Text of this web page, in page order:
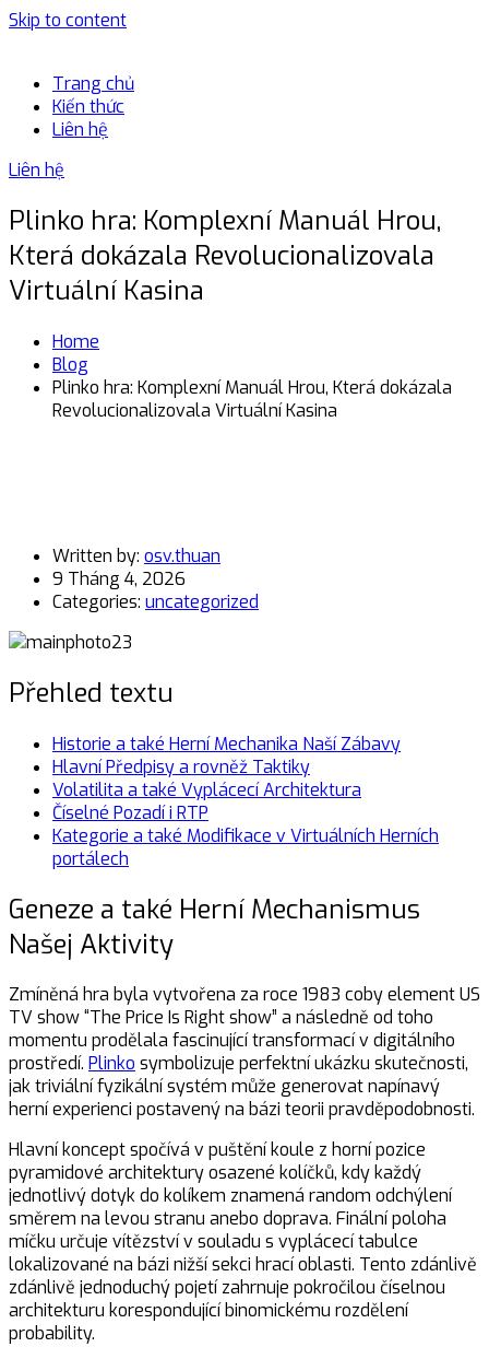
Skip to content
Trang chủ
Kiến thức
Liên hệ
Liên hệ
Plinko hra: Komplexní Manuál Hrou,
Která dokázala Revolucionalizovala
Virtuální Kasina
Home
Blog
Plinko hra: Komplexní Manuál Hrou, Která dokázala
Revolucionalizovala Virtuální Kasina
Written by: osv.thuan
9 Tháng 4, 2026
Categories: uncategorized
Přehled textu
Historie a také Herní Mechanika Naší Zábavy
Hlavní Předpisy a rovněž Taktiky
Volatilita a také Vyplácecí Architektura
Číselné Pozadí i RTP
Kategorie a také Modifikace v Virtuálních Herních
portálech
Geneze a také Herní Mechanismus
Našej Aktivity
Zmíněná hra byla vytvořena za roce 1983 coby element US
TV show “The Price Is Right show” a následně od toho
momentu prodělala fascinující transformací v digitálního
prostředí. Plinko symbolizuje perfektní ukázku skutečnosti,
jak triviální fyzikální systém může generovat napínavý
herní experienci postavený na bázi teorii pravděpodobnosti.
Hlavní koncept spočívá v puštění koule z horní pozice
pyramidové architektury osazené kolíčků, kdy každý
jednotlivý dotyk do kolíkem znamená random odchýlení
směrem na levou stranu anebo doprava. Finální poloha
míčku určuje vítězství v souladu s vyplácecí tabulce
lokalizované na bázi nižší sekci hrací oblasti. Tento zdánlivě
zdánlivě jednoduchý pojetí zahrnuje pokročilou číselnou
architekturu korespondující binomickému rozdělení
probability.